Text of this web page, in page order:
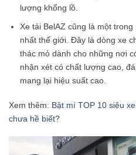
lượng khổng lồ.
Xe tải BelAZ cũng là một
nhất thế giới. Đây là dòng xe
thác mỏ dành cho những nơi
nhận xét có chất lượng cao,
mang lại hiệu suất cao.
Xem thêm: Bật mí TOP 10 siêu
chưa hề biết?